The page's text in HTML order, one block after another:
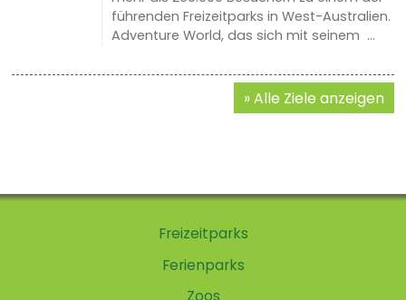
führenden Freizeitparks in West-Australien.
Adventure World, das sich mit seinem ...
Alle Ziele anzeigen
Freizeitparks
Ferienparks